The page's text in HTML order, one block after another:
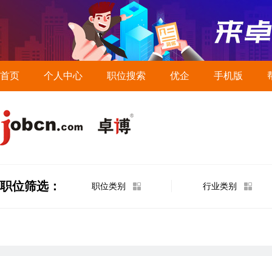
首页 个人中心 职位搜索 优企 手机版
职位筛选： 职位类别 行业类别